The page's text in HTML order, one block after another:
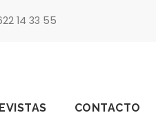
14 33 55
CONTACTO